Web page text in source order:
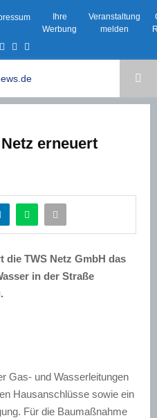
Ihre
Werbung
Veranstaltung
melden
Instagram
Email
erneuert
die TWS Netz GmbH das
in der Straße
Gas- und Wasserleitungen
Hausanschlüsse sowie ein
Für die Baumaßnahme